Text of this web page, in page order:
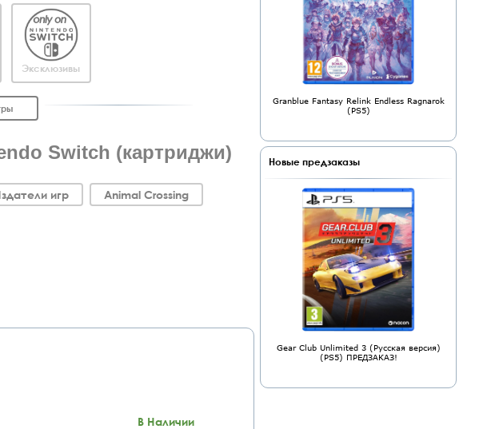
Эксклюзивы
Switch (картриджи)
игр Animal Crossing
В Наличии
Granblue Fantasy Relink Endless Ragnarok
(PS5)
Новые предзаказы
Gear Club Unlimited 3 (Русская версия)
(PS5) ПРЕДЗАКАЗ!